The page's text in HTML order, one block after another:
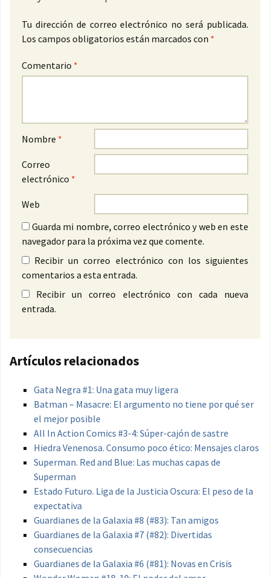
Tu dirección de correo electrónico no será publicada.
Los campos obligatorios están marcados con *
Comentario *
Nombre *
Correo
electrónico *
Web
Guarda mi nombre, correo electrónico y web en este
navegador para la próxima vez que comente.
Recibir un correo electrónico con los siguientes
comentarios a esta entrada.
Recibir un correo electrónico con cada nueva
entrada.
Artículos relacionados
Gata Negra #1: Una gata muy ligera
Batman – Masacre: El argumento no tiene por qué ser
el mejor posible
All In Action Comics #3-4: Súper-cajón de sastre
Hiedra Venenosa. Consumo poco ético: Mensajes claros
Superman. Red and Blue: Las muchas capas de
Superman
Estado Futuro. Liga de la Justicia Oscura: El peso de la
expectativa
Guardianes de la Galaxia #8 (#83): Tan amigos
Guardianes de la Galaxia #7 (#82): Divertidas
consecuencias
Guardianes de la Galaxia #6 (#81): Novas en Crisis